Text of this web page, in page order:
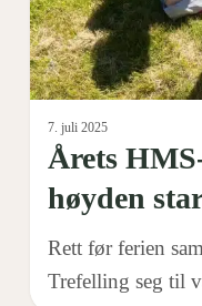
starter
på
bakken
7. juli 2025
Årets
høyden
Rett før ferien
Trefelling seg til